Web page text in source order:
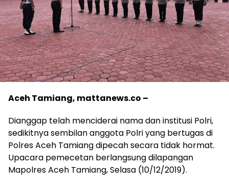
Aceh Tamiang, mattanews.co –
Dianggap telah menciderai nama dan institusi Polri,
sedikitnya sembilan anggota Polri yang bertugas di
Polres Aceh Tamiang dipecah secara tidak hormat.
Upacara pemecetan berlangsung dilapangan
Mapolres Aceh Tamiang, Selasa (10/12/2019).